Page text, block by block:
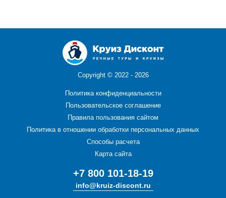
Copyright © 2022 - 2026
Политика конфиденциальности
Пользовательское соглашение
Правила пользования сайтом
Политика в отношении обработки персональных данных
Способы расчета
Карта сайта
+7 800 101-18-19
info@kruiz-discont.ru